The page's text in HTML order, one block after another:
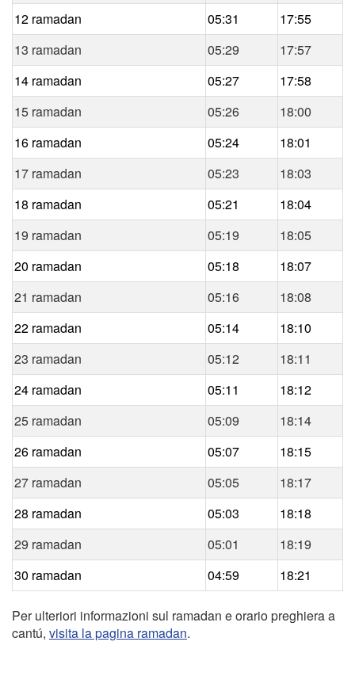
12 ramadan 05:31
17:55
13 ramadan
05:29
17:57
14 ramadan
05:27
17:58
15 ramadan
05:26
18:00
16 ramadan
05:24
18:01
17 ramadan
05:23
18:03
18 ramadan
05:21
18:04
19 ramadan
05:19
18:05
20 ramadan
05:18
18:07
21 ramadan
05:16
18:08
22 ramadan
05:14
18:10
23 ramadan
05:12
18:11
24 ramadan
05:11
18:12
25 ramadan
05:09
18:14
26 ramadan
05:07
18:15
27 ramadan
05:05
18:17
28 ramadan
05:03
18:18
29 ramadan
05:01
18:19
30 ramadan
04:59 18:21
Per ulteriori informazioni sul ramadan e orario preghiera a
cantú, visita la pagina ramadan.